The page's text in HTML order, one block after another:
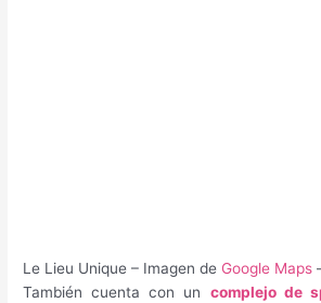
Le Lieu Unique – Imagen de Google Maps
También cuenta con un complejo de